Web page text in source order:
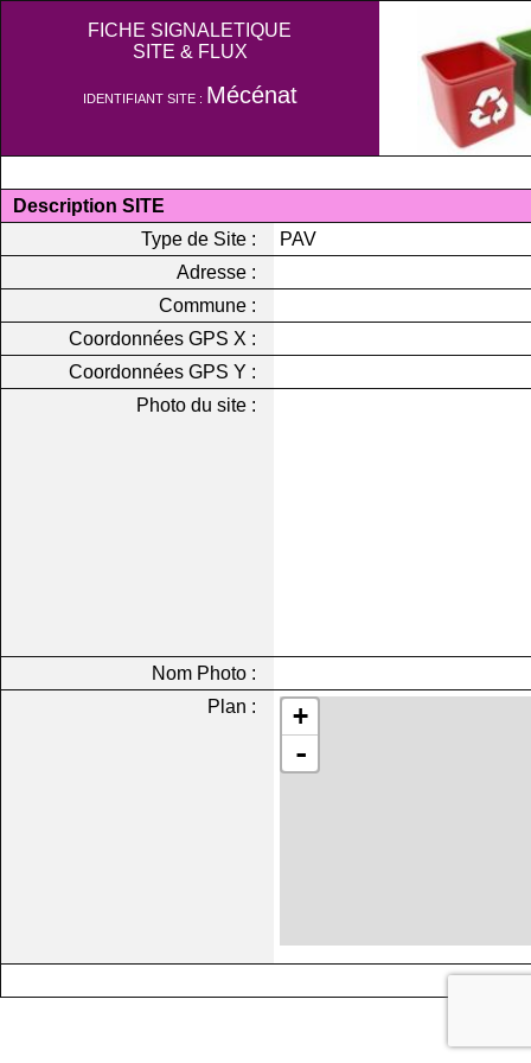
FICHE SIGNALETIQUE
SITE & FLUX
IDENTIFIANT SITE : Mécénat
Description SITE
Type de Site :
PAV
Adresse :
Commune :
Coordonnées GPS X :
Coordonnées GPS Y :
Photo du site :
Nom Photo :
Plan :
+
-